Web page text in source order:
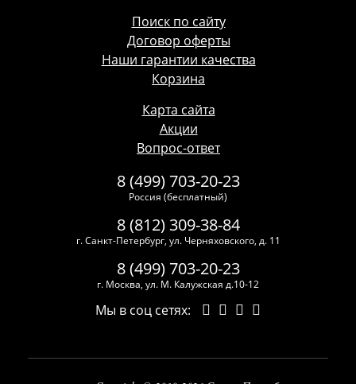
Поиск по сайту
Договор оферты
Наши гарантии качества
Корзина
Карта сайта
Акции
Вопрос-ответ
8 (499) 703-20-23
Россия (бесплатный)
8 (812) 309-38-84
г. Санкт-Петербург, ул. Черняховского, д. 11
8 (499) 703-20-23
г. Москва, ул. М. Калужская д.10-12
Мы в соц сетях: